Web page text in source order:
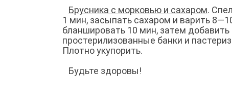
Брусника с морковью и сахаром.
1 мин, засыпать сахаром и варить
бланшировать 10 мин, затем
простерилизованные банки и
Плотно укупорить.
Будьте здоровы!